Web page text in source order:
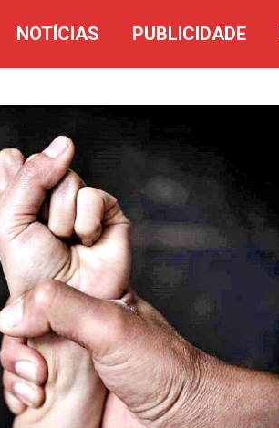
NOTÍCIAS PUBLICIDADE